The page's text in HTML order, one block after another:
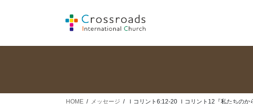
HOME メッセージ Ｉコリント6:12-20 Ｉコリント12『私たちの